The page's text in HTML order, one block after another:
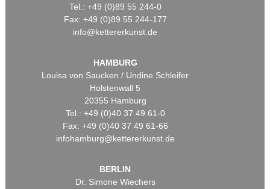
Tel.: +49 (0)89 55 244-0
Fax: +49 (0)89 55 244-177
info@kettererkunst.de
HAMBURG
Louisa von Saucken / Undine Schleifer
Holstenwall 5
20355 Hamburg
Tel.: +49 (0)40 37 49 61-0
Fax: +49 (0)40 37 49 61-66
infohamburg@kettererkunst.de
BERLIN
Dr. Simone Wiechers